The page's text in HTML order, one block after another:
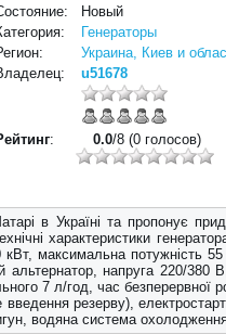
Новый
Генераторы
Украина, Киев и
u51678
: 0.0/8 (0 голосов)
в Україні та пропонує
характеристики
максимальна потужність 55
альтернатор, напруга 220/380
7 л/год, час безперервної
резерву),
водяна система